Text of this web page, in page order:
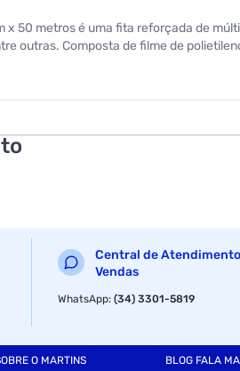
x 50 metros é uma fita reforçada de
outras. Composta de filme de
Central de
Vendas
WhatsApp:(34) 3301-5819
O MARTINS BLOG FALA